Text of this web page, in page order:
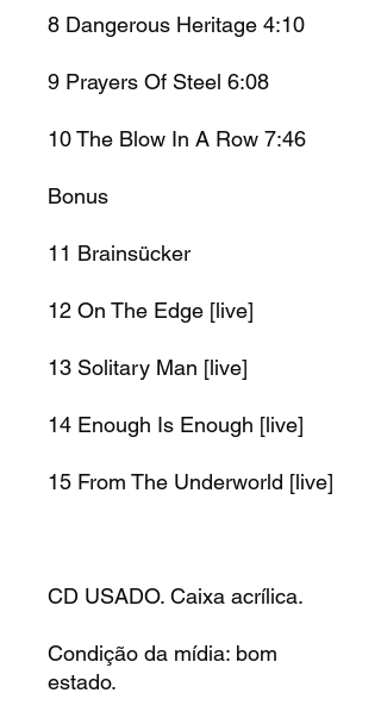
8 Dangerous Heritage 4:10
9 Prayers Of Steel 6:08
10 The Blow In A Row 7:46
Bonus
11 Brainsücker
12 On The Edge [live]
13 Solitary Man [live]
14 Enough Is Enough [live]
15 From The Underworld [live]
CD USADO. Caixa acrílica.
Condição da mídia: bom
estado.